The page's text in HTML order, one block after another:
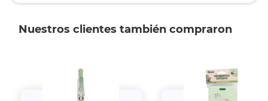
Nuestros clientes también compraron